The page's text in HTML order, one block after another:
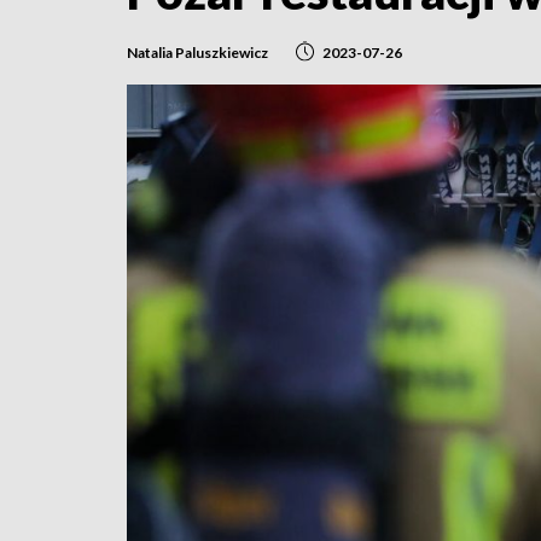
Natalia Paluszkiewicz 2023-07-26